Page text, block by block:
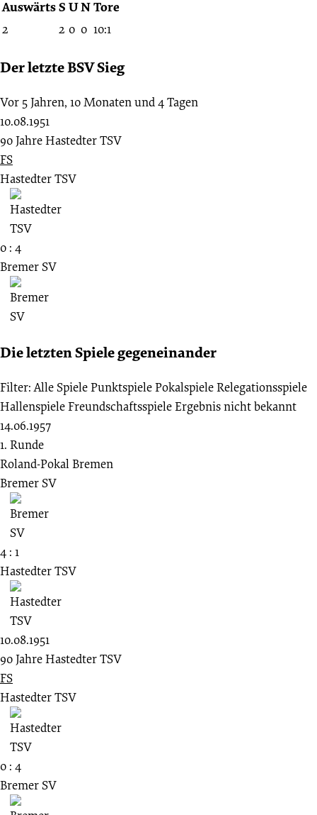
AuswärtsS UNTore
2 2 0 0 10:1
Der letzte BSV Sieg
Vor 5 Jahren, 10 Monaten und 4 Tagen
10.08.1951
90 Jahre Hastedter TSV
FS
Hastedter TSV
0 : 4
Bremer SV
Die letzten Spiele gegeneinander
Filter: Alle SpielePunktspielePokalspieleRelegationsspiele
HallenspieleFreundschaftsspieleErgebnis nicht bekannt
14.06.1957
1. Runde
Roland-Pokal Bremen
Bremer SV
4 : 1
Hastedter TSV
10.08.1951
90 Jahre Hastedter TSV
FS
Hastedter TSV
0 : 4
Bremer SV